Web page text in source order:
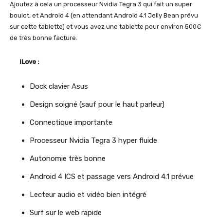
Ajoutez à cela un processeur Nvidia Tegra 3 qui fait un super
boulot, et Android 4 (en attendant Android 4.1 Jelly Bean prévu
sur cette tablette) et vous avez une tablette pour environ 500€
de très bonne facture.
iLove :
Dock clavier Asus
Design soigné (sauf pour le haut parleur)
Connectique importante
Processeur Nvidia Tegra 3 hyper fluide
Autonomie très bonne
Android 4 ICS et passage vers Android 4.1 prévue
Lecteur audio et vidéo bien intégré
Surf sur le web rapide